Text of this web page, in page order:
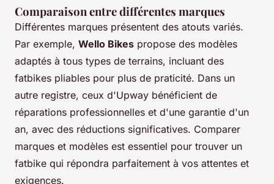
Comparaison entre différentes marques
Différentes marques présentent des atouts variés.
Par exemple, Wello Bikes propose des modèles
adaptés à tous types de terrains, incluant des
fatbikes pliables pour plus de praticité. Dans un
autre registre, ceux d'Upway bénéficient de
réparations professionnelles et d'une garantie d'un
an, avec des réductions significatives. Comparer
marques et modèles est essentiel pour trouver un
fatbike qui répondra parfaitement à vos attentes et
exigences.